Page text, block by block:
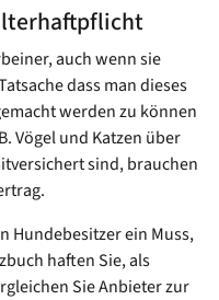
auch wenn sie
dass man dieses
werden zu können
Vögel und Katzen über
sind, brauchen
Hundebesitzer ein Muss,
haften Sie, als
Sie Anbieter zur